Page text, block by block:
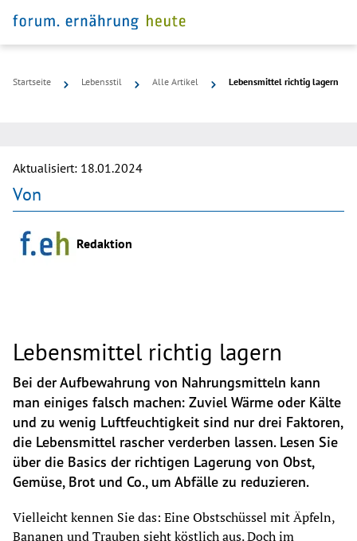
Startseite Lebensstil Alle Artikel
Lebensmittel richtig lagern
Aktualisiert: 18.01.2024
Von
Redaktion
Lebensmittel richtig lagern
Bei der Aufbewahrung von Nahrungsmitteln kann
man einiges falsch machen: Zuviel Wärme oder Kälte
und zu wenig Luftfeuchtigkeit sind nur drei Faktoren,
die Lebensmittel rascher verderben lassen. Lesen Sie
über die Basics der richtigen Lagerung von Obst,
Gemüse, Brot und Co., um Abfälle zu reduzieren.
Vielleicht kennen Sie das: Eine Obstschüssel mit Äpfeln,
Bananen und Trauben sieht köstlich aus. Doch im